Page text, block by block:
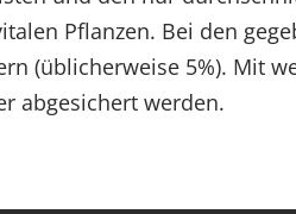
Pflanzen. Bei den
(üblicherweise 5%). Mit
abgesichert werden.